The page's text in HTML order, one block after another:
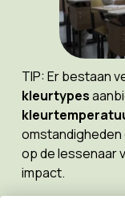
TIP: Er bestaan
kleurtypes
omstandigheden
op de lessenaar
impact.